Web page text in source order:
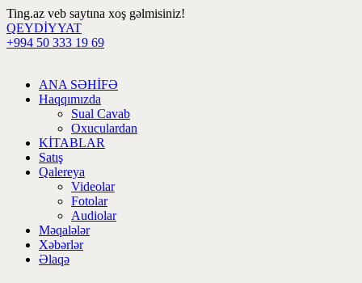
Ting.az veb saytına xoş gəlmisiniz!
QEYDİYYAT
+994 50 333 19 69
ANA SƏHİFƏ
Haqqımızda
Sual Cavab
Oxuculardan
KİTABLAR
Satış
Qalereya
Videolar
Fotolar
Audiolar
Məqalələr
Xəbərlər
Əlaqə